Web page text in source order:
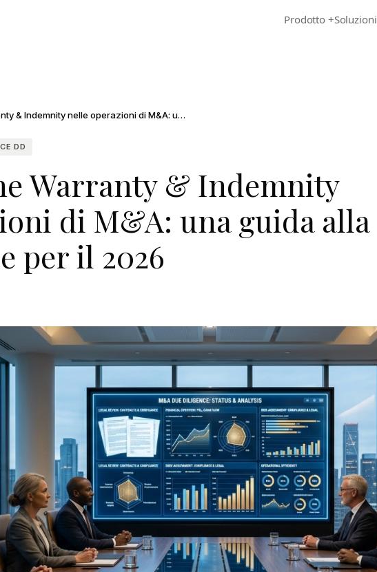
Prodotto +Soluzioni
Assicurazione Warranty & Indemnity nelle operazioni di M&A: una guida alla due diligence per il 2026
DD
Warranty & Indemnity
di M&A: una guida alla
per il 2026